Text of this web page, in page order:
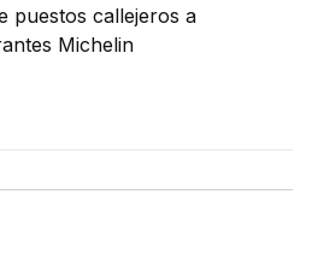
puestos callejeros a
Michelin